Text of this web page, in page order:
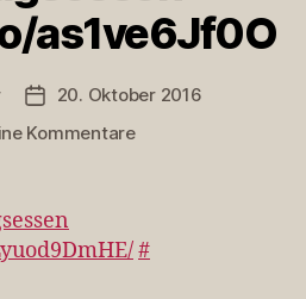
as1ve6Jf0O
Veröffentlichungsdatum
20. Oktober 2016
Kommentarezu
#